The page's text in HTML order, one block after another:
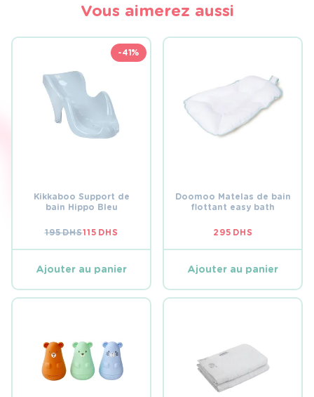
Vous aimerez aussi
-41%
Kikkaboo Support de
bain Hippo Bleu
195DHSLE
PRIX
ÉTAIT :
115 DHS
LE
PRIX
EST :
Ajouter au panier
Doomoo Matelas de bain
flottant easy bath
295 DHS
Ajouter au panier